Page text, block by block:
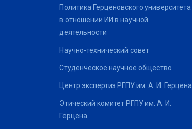
Политика Герценовского университета
в отношении ИИ в научной
деятельности
Научно-технический совет
Студенческое научное общество
Центр экспертиз РГПУ им. А. И. Герцена
Этический комитет РГПУ им. А. И.
Герцена